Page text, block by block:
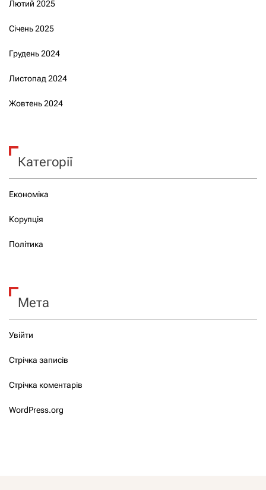
Лютий 2025
Січень 2025
Грудень 2024
Листопад 2024
Жовтень 2024
Категорії
Економіка
Корупція
Політика
Мета
Увійти
Стрічка записів
Стрічка коментарів
WordPress.org